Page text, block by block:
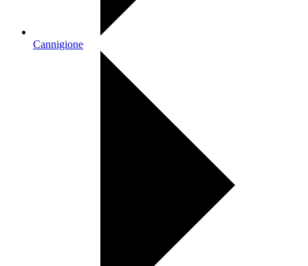
Cannigione